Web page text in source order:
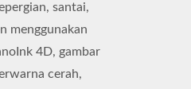
santai,
menggunakan
4D, gambar
cerah,